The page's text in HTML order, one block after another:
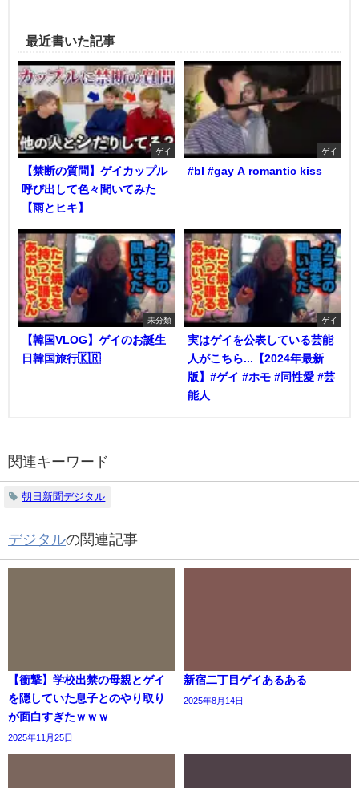
最近書いた記事
ゲイ
【禁断の質問】ゲイカップル
呼び出して色々聞いてみた
【雨とヒキ】
ゲイ
#bl #gay A romantic kiss
未分類
【韓国VLOG】ゲイのお誕生
日韓国旅行🇰🇷
ゲイ
実はゲイを公表している芸能
人がこちら...【2024年最新
版】#ゲイ #ホモ #同性愛 #芸
能人
関連キーワード
朝日新聞デジタル
デジタルの関連記事
【衝撃】学校出禁の母親とゲイ
を隠していた息子とのやり取り
が面白すぎたｗｗｗ
2025年11月25日
新宿二丁目ゲイあるある
2025年8月14日